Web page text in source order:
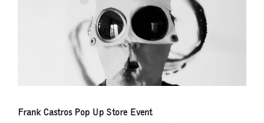
Frank Castros Pop Up Store Event